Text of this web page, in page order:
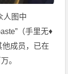
人图中
（手里无♦
成员，已在
。